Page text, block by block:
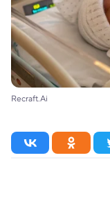
Recraft.Ai